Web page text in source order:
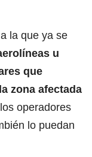
la que ya se
u
que
zona afectada
operadores
lo puedan